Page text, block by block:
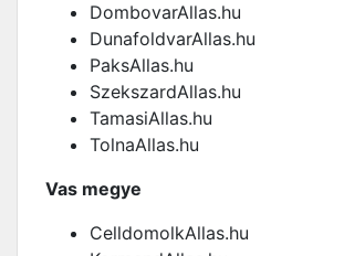
DombovarAllas.hu
DunafoldvarAllas.hu
PaksAllas.hu
SzekszardAllas.hu
TamasiAllas.hu
TolnaAllas.hu
Vas megye
CelldomolkAllas.hu